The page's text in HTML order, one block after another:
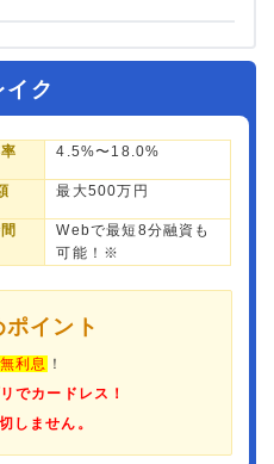
イク
4.5%〜18.0%
最大500万円
Webで最短8分融資も
可能！※
イント
利息
！
でカードレス！
しません。